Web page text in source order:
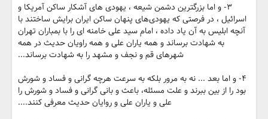
۳- و اما بزرگترین دشمن شیعه ، یهودی های آشکار ساکن آمریکا و
اسرائیل ، در فرصتی که یهودی‌های پنهان ساکن ایران برایش ساختند با
آنچه ابلیس به آن یاد داده ، امام سید علی خامنه ای را با بمباران تهران
به شهادت برساند و همه یاران علی و همه راویان حدیث در همه
شهرهای قم و نجف و مشهد را به شهادت برساند...
۴- و اما بعد ... نه به مرور بلکه به سرعت هرچه گرانی و فساد و شورش
بود را از بین ببرند و علت مسئله، باعث و بانی گرانی و فساد و شورش را
علی و یاران علی و روایان حدیث معرفی کنند....